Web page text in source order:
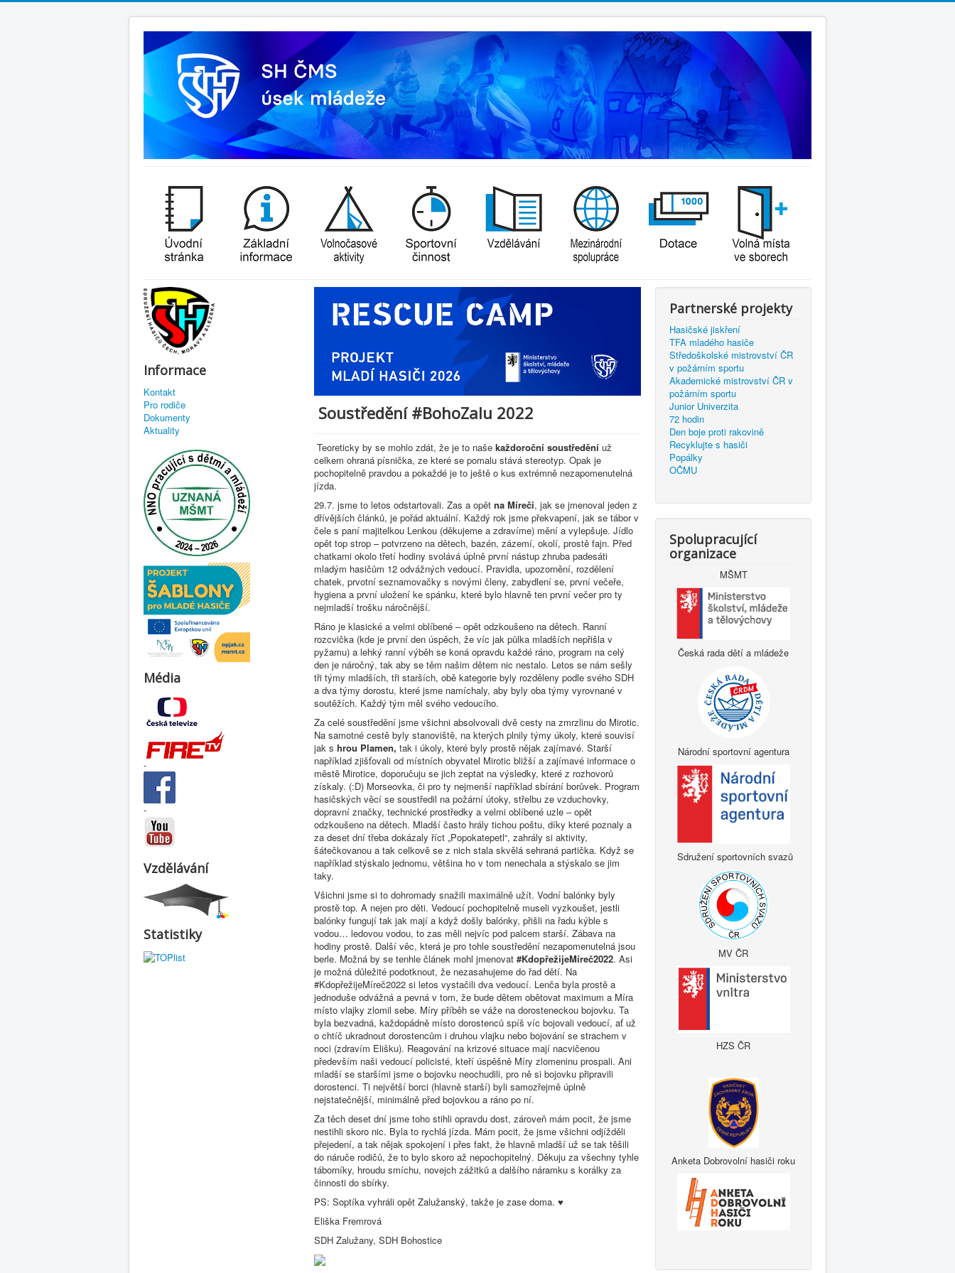
Informace
Kontakt
Pro rodiče
Dokumenty
Aktuality
Média
-
-
Vzdělávání
Statistiky
Soustředění #BohoZalu 2022
Teoreticky by se mohlo zdát, že je to naše každoroční soustředění už
celkem ohraná písnička, ze které se pomalu stává stereotyp. Opak je
pochopitelně pravdou a pokaždé je to ještě o kus extrémně nezapomenutelná
jízda.
29.7. jsme to letos odstartovali. Zas a opět na Míreči, jak se jmenoval jeden z
dřívějších článků, je pořád aktuální. Každý rok jsme překvapení, jak se tábor v
čele s paní majitelkou Lenkou (děkujeme a zdravíme) mění a vylepšuje. Jídlo
opět top strop – potvrzeno na dětech, bazén, zázemí, okolí, prostě fajn. Před
chatkami okolo třetí hodiny svolává úplně první nástup zhruba padesáti
mladým hasičům 12 odvážných vedoucí. Pravidla, upozornění, rozdělení
chatek, prvotní seznamovačky s novými členy, zabydlení se, první večeře,
hygiena a první uložení ke spánku, které bylo hlavně ten první večer pro ty
nejmladší trošku náročnější.
Ráno je klasické a velmi oblíbené – opět odzkoušeno na dětech. Ranní
rozcvička (kde je první den úspěch, že víc jak půlka mladších nepřišla v
pyžamu) a lehký ranní výběh se koná opravdu každé ráno, program na celý
den je náročný, tak aby se těm našim dětem nic nestalo. Letos se nám sešly
tři týmy mladších, tři starších, obě kategorie byly rozděleny podle svého SDH
a dva týmy dorostu, které jsme namíchaly, aby byly oba týmy vyrovnané v
soutěžích. Každý tým měl svého vedoucího.
Za celé soustředění jsme všichni absolvovali dvě cesty na zmrzlinu do Mirotic.
Na samotné cestě byly stanoviště, na kterých plnily týmy úkoly, které souvisí
jak s hrou Plamen, tak i úkoly, které byly prostě nějak zajímavé. Starší
například zjišťovali od místních obyvatel Mirotic bližší a zajímavé informace o
městě Mirotice, doporučuju se jich zeptat na výsledky, které z rozhovorů
získaly. (:D) Morseovka, či pro ty nejmenší například sbírání borůvek. Program
hasičských věcí se soustředil na požární útoky, střelbu ze vzduchovky,
dopravní značky, technické prostředky a velmi oblíbené uzle – opět
odzkoušeno na dětech. Mladší často hrály tichou poštu, díky které poznaly a
za deset dní třeba dokázaly říct „Popokatepetl“, zahrály si aktivity,
šátečkovanou a tak celkově se z nich stala skvělá sehraná partička. Když se
například stýskalo jednomu, většina ho v tom nenechala a stýskalo se jim
taky.
Všichni jsme si to dohromady snažili maximálně užít. Vodní balónky byly
prostě top. A nejen pro děti. Vedoucí pochopitelně museli vyzkoušet, jestli
balónky fungují tak jak mají a když došly balónky, přišli na řadu kýble s
vodou… ledovou vodou, to zas měli nejvíc pod palcem starší. Zábava na
hodiny prostě. Další věc, která je pro tohle soustředění nezapomenutelná jsou
berle. Možná by se tenhle článek mohl jmenovat #KdopřežijeMíreč2022. Asi
je možná důležité podotknout, že nezasahujeme do řad dětí. Na
#KdopřežijeMíreč2022 si letos vystačili dva vedoucí. Lenča byla prostě a
jednoduše odvážná a pevná v tom, že bude dětem obětovat maximum a Míra
místo vlajky zlomil sebe. Míry příběh se váže na dorosteneckou bojovku. Ta
byla bezvadná, každopádně místo dorostenců spíš víc bojovali vedoucí, ať už
o chtíč ukradnout dorostencům i druhou vlajku nebo bojování se strachem v
noci (zdravím Elišku). Reagování na krizové situace mají nacvičenou
především naši vedoucí policisté, kteří úspěšně Míry zlomeninu prospali. Ani
mladší se staršími jsme o bojovku neochudili, pro ně si bojovku připravili
dorostenci. Ti největší borci (hlavně starší) byli samozřejmě úplně
nejstatečnější, minimálně před bojovkou a ráno po ní.
Za těch deset dní jsme toho stihli opravdu dost, zároveň mám pocit, že jsme
nestihli skoro nic. Byla to rychlá jízda. Mám pocit, že jsme všichni odjížděli
přejedení, a tak nějak spokojení i přes fakt, že hlavně mladší už se tak těšili
do náruče rodičů, že to bylo skoro až nepochopitelný. Děkuju za všechny tyhle
táborníky, hroudu smíchu, novejch zážitků a dalšího náramku s korálky za
činnosti do sbírky.
PS: Soptíka vyhráli opět Zalužanský, takže je zase doma. ♥
Eliška Fremrová
SDH Zalužany, SDH Bohostice
Partnerské projekty
Hasičské jiskření
TFA mladého hasiče
Středoškolské mistrovství ČR
v požárním sportu
Akademické mistrovství ČR v
požárním sportu
Junior Univerzita
72 hodin
Den boje proti rakovině
Recyklujte s hasiči
Popálky
OČMU
Spolupracující
organizace
MŠMT
Česká rada dětí a mládeže
Národní sportovní agentura
Sdružení sportovních svazů
MV ČR
HZS ČR
Anketa Dobrovolní hasiči roku